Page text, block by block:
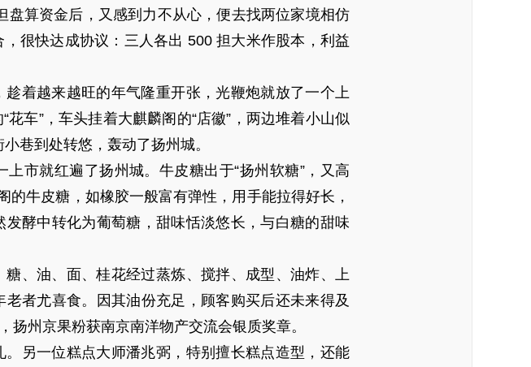
算资金后，又感到力不从心，便去找两位家境相仿
很快达成协议：三人各出 500 担大米作股本，利益
着越来越旺的年气隆重开张，光鞭炮就放了一个上
车”，车头挂着大麒麟阁的“店徽”，两边堆着小山似
巷到处转悠，轰动了扬州城。
市就红遍了扬州城。牛皮糖出于“扬州软糖”，又高
的牛皮糖，如橡胶一般富有弹性，用手能拉得好长，
酵中转化为葡萄糖，甜味恬淡悠长，与白糖的甜味
、油、面、桂花经过蒸炼、搅拌、成型、油炸、上
者尤喜食。因其油份充足，顾客购买后还未来得及
扬州京果粉获南京南洋物产交流会银质奖章。
另一位糕点大师潘兆弼，特别擅长糕点造型，还能